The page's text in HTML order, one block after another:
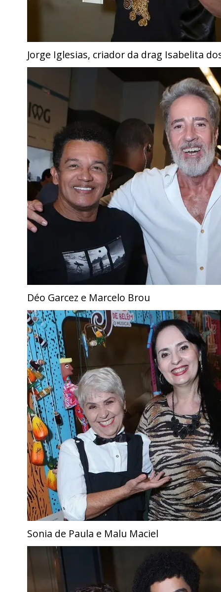
Jorge Iglesias, criador da drag Isabelita
Déo Garcez e Marcelo Brou
Sonia de Paula e Malu Maciel